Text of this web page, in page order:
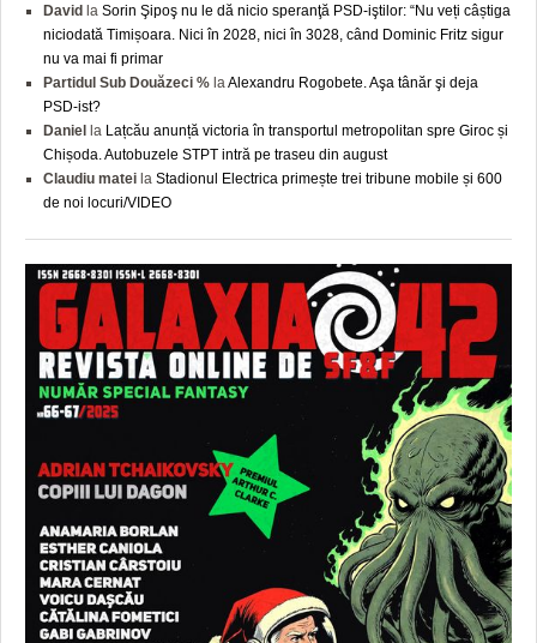
David la Sorin Şipoş nu le dă nicio speranţă PSD-iştilor: “Nu veți câștiga
niciodată Timișoara. Nici în 2028, nici în 3028, când Dominic Fritz sigur
nu va mai fi primar
Partidul Sub Douăzeci % la Alexandru Rogobete. Aşa tânăr şi deja
PSD-ist?
Daniel la Lațcău anunță victoria în transportul metropolitan spre Giroc și
Chișoda. Autobuzele STPT intră pe traseu din august
Claudiu matei la Stadionul Electrica primește trei tribune mobile și 600
de noi locuri/VIDEO